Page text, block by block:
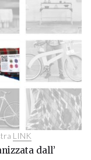
LINK
dall’